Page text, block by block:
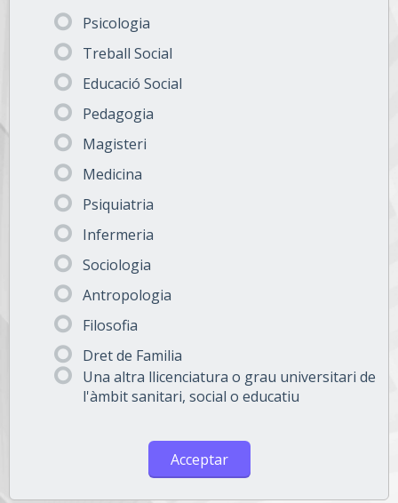
Psicologia
Treball Social
Educació Social
Pedagogia
Magisteri
Medicina
Psiquiatria
Infermeria
Sociologia
Antropologia
Filosofia
Dret de Familia
Una altra llicenciatura o grau universitari de
l'àmbit sanitari, social o educatiu